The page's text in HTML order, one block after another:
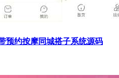
预约按摩同城搭子系统源码